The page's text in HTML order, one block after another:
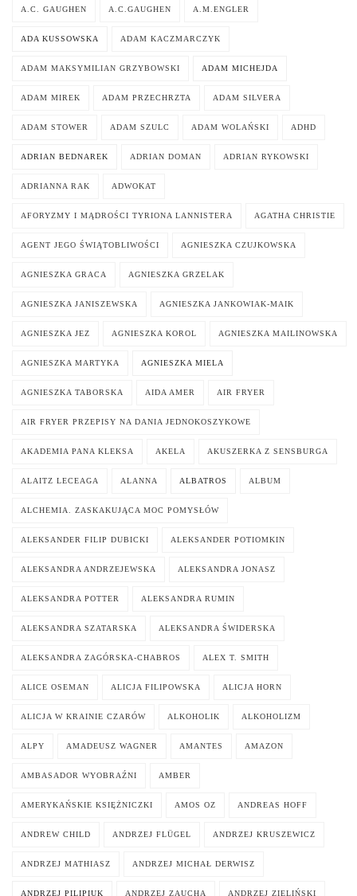
A.C. GAUGHEN A.C.GAUGHEN A.M.ENGLER
ADA KUSSOWSKA ADAM KACZMARCZYK
ADAM MAKSYMILIAN GRZYBOWSKI ADAM MICHEJDA
ADAM MIREK ADAM PRZECHRZTA ADAM SILVERA
ADAM STOWER ADAM SZULC ADAM WOLAŃSKI ADHD
ADRIAN BEDNAREK ADRIAN DOMAN ADRIAN RYKOWSKI
ADRIANNA RAK ADWOKAT
AFORYZMY I MĄDROŚCI TYRIONA LANNISTERA AGATHA CHRISTIE
AGENT JEGO ŚWIĄTOBLIWOŚCI AGNIESZKA CZUJKOWSKA
AGNIESZKA GRACA AGNIESZKA GRZELAK
AGNIESZKA JANISZEWSKA AGNIESZKA JANKOWIAK-MAIK
AGNIESZKA JEZ AGNIESZKA KOROL AGNIESZKA MAILINOWSKA
AGNIESZKA MARTYKA AGNIESZKA MIELA
AGNIESZKA TABORSKA AIDA AMER AIR FRYER
AIR FRYER PRZEPISY NA DANIA JEDNOKOSZYKOWE
AKADEMIA PANA KLEKSA AKELA AKUSZERKA Z SENSBURGA
ALAITZ LECEAGA ALANNA ALBATROS ALBUM
ALCHEMIA. ZASKAKUJĄCA MOC POMYSŁÓW
ALEKSANDER FILIP DUBICKI ALEKSANDER POTIOMKIN
ALEKSANDRA ANDRZEJEWSKA ALEKSANDRA JONASZ
ALEKSANDRA POTTER ALEKSANDRA RUMIN
ALEKSANDRA SZATARSKA ALEKSANDRA ŚWIDERSKA
ALEKSANDRA ZAGÓRSKA-CHABROS ALEX T. SMITH
ALICE OSEMAN ALICJA FILIPOWSKA ALICJA HORN
ALICJA W KRAINIE CZARÓW ALKOHOLIK ALKOHOLIZM
ALPY AMADEUSZ WAGNER AMANTES AMAZON
AMBASADOR WYOBRAŹNI AMBER
AMERYKAŃSKIE KSIĘŻNICZKI AMOS OZ ANDREAS HOFF
ANDREW CHILD ANDRZEJ FLÜGEL ANDRZEJ KRUSZEWICZ
ANDRZEJ MATHIASZ ANDRZEJ MICHAŁ DERWISZ
ANDRZEJ PILIPIUK ANDRZEJ ZAUCHA ANDRZEJ ZIELIŃSKI